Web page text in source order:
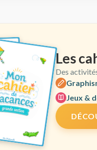
Les
Des
Jeux &